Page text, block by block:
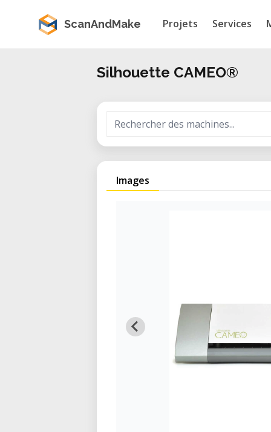
ScanAndMake Projets Services
Silhouette CAMEO®
Images